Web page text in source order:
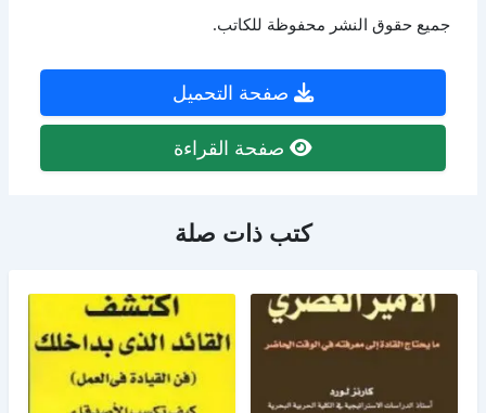
جميع حقوق النشر محفوظة للكاتب.
صفحة التحميل
صفحة القراءة
كتب ذات صلة